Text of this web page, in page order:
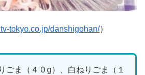
tokyo.co.jp/danshigohan/）
ごま（４０g）、白ねりごま（１